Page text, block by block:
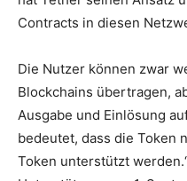
Contracts in diesen
Die Nutzer können zwar
Blockchains übertragen,
Ausgabe und Einlösung
bedeutet, dass die Token
Token unterstützt